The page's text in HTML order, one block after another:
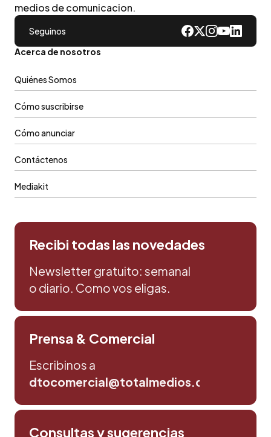
medios de comunicacion.
Seguinos
Acerca de nosotros
Quiénes Somos
Cómo suscribirse
Cómo anunciar
Contáctenos
Mediakit
Recibi todas las novedades
Newsletter gratuito: semanal
o diario. Como vos eligas.
Prensa & Comercial
Escribinos a
dtocomercial@totalmedios.com
Consultas y sugerencias